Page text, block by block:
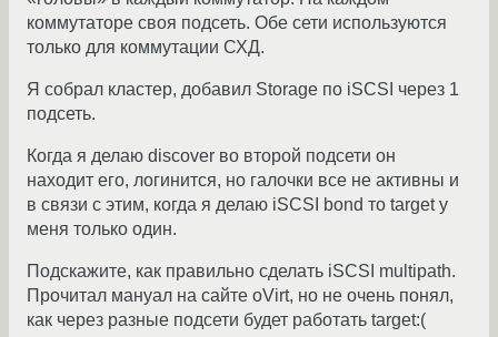
коммутаторе своя подсеть. Обе сети используются
только для коммутации СХД.
Я собрал кластер, добавил Storage по iSCSI через 1
подсеть.
Когда я делаю discover во второй подсети он
находит его, логинится, но галочки все не активны и
в связи с этим, когда я делаю iSCSI bond то target у
меня только один.
Подскажите, как правильно сделать iSCSI multipath.
Прочитал мануал на сайте oVirt, но не очень понял,
как через разные подсети будет работать target:(